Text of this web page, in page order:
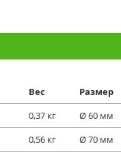
Вес
Размер
0,37 кг
Ø 60 мм
0,56 кг Ø 70 мм